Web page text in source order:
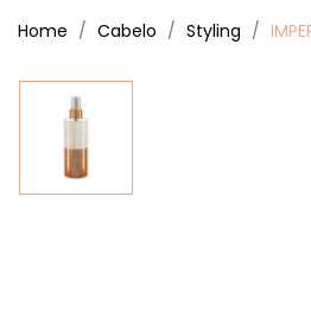
Home Cabelo Styling